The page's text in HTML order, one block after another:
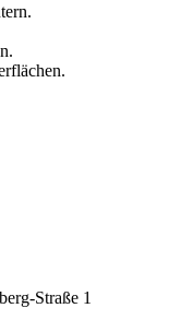
Straße 1